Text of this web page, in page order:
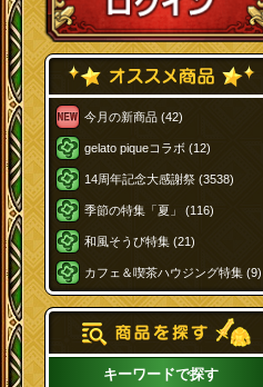
今月の新商品 (42)
gelato piqueコラボ (12)
14周年記念大感謝祭 (3538)
季節の特集「夏」 (116)
和風そうび特集 (21)
カフェ＆喫茶ハウジング特集 (9)
キーワードで探す